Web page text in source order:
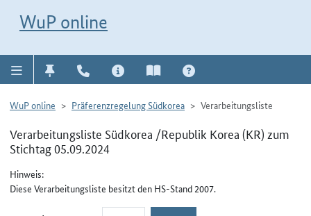
WuP online
WuP online Präferenzregelung Südkorea Verarbeitungsliste
Verarbeitungsliste Südkorea /Republik Korea (KR) zum
Stichtag 05.09.2024
Hinweis:
Diese Verarbeitungsliste besitzt den HS-Stand 2007.